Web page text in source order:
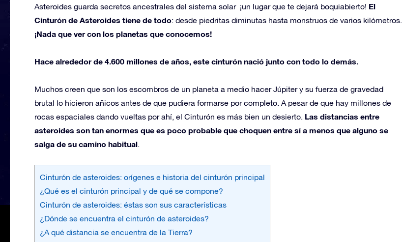
Asteroides guarda secretos ancestrales del sistema solar ¡un lugar que te dejará boquiabierto! El
Cinturón de Asteroides tiene de todo: desde piedritas diminutas hasta monstruos de varios kilómetros.
¡Nada que ver con los planetas que conocemos!
Hace alrededor de 4.600 millones de años, este cinturón nació junto con todo lo demás.
Muchos creen que son los escombros de un planeta a medio hacer Júpiter y su fuerza de gravedad
brutal lo hicieron añicos antes de que pudiera formarse por completo. A pesar de que hay millones de
rocas espaciales dando vueltas por ahí, el Cinturón es más bien un desierto. Las distancias entre
asteroides son tan enormes que es poco probable que choquen entre sí a menos que alguno se
salga de su camino habitual.
Cinturón de asteroides: orígenes e historia del cinturón principal
¿Qué es el cinturón principal y de qué se compone?
Cinturón de asteroides: éstas son sus características
¿Dónde se encuentra el cinturón de asteroides?
¿A qué distancia se encuentra de la Tierra?